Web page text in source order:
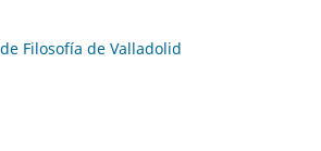
Filosofía de Valladolid